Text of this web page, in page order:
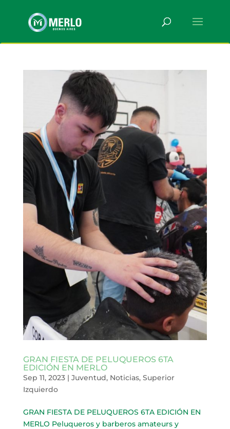
GRAN FIESTA DE PELUQUEROS 6TA
EDICIÓN EN MERLO
Sep 11, 2023| Juventud, Noticias, Superior
Izquierdo
GRAN FIESTA DE PELUQUEROS 6TA EDICIÓN EN
MERLO Peluqueros y barberos amateurs y